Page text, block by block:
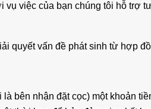
vụ việc của bạn chúng tôi hỗ trợ
quyết vấn đề phát sinh từ hợp
bên nhận đặt cọc) một khoản